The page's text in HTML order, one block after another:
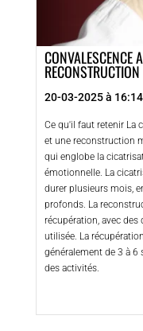
CONVALESCENCE
20-03-2025 à 16:14
Ce qu'il faut retenir La
et une reconstruction
qui englobe la
émotionnelle. La
durer plusieurs mois,
profonds. La
récupération, avec
utilisée. La
généralement de 3 à 6
des activités.